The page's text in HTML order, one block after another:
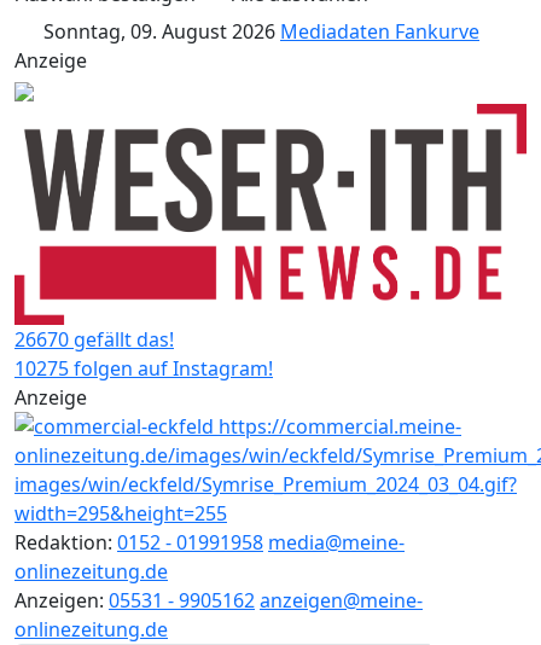
Sonntag, 09. August 2026 Mediadaten Fankurve
Anzeige
26670 gefällt das!
10275 folgen auf Instagram!
Anzeige
Redaktion: 0152 - 01991958 media@meine-
onlinezeitung.de
Anzeigen: 05531 - 9905162anzeigen@meine-
onlinezeitung.de